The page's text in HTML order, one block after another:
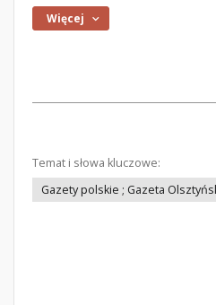
Więcej
Temat i słowa kluczowe:
Gazety polskie ; Gazeta